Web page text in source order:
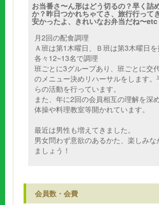
お当番さ〜ん形はどう切るの？早く詰
か？昨日つかれちゃてさ、旅行行って
安かったよ、きれいなお弁当だね〜etc
月2回の配食調理
Ａ班は第1木曜日、Ｂ班は第3木曜日を
各々12~13名で調理
班ごとに3グループあり、班ごとに交
のメニュー決めリハーサルをします。
らの活動を行っています。
また、年に2回の会員相互の理解を深め
体操や料理教室等開かれています。
最近は男性も増えてきました。
男女問わず意欲のあるかた、楽しみな
ましょう！
会員数・会費